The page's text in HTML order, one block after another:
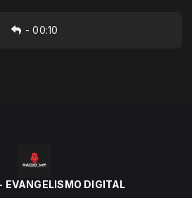
-00:10
EVANGELISMO DIGITAL